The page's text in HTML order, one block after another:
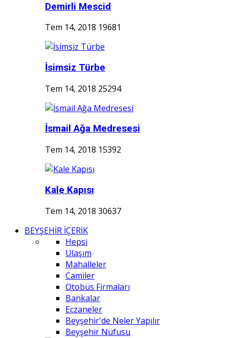
Demirli Mescid
Tem 14, 2018 19681
İsimsiz Türbe
Tem 14, 2018 25294
İsmail Ağa Medresesi
Tem 14, 2018 15392
Kale Kapısı
Tem 14, 2018 30637
BEYŞEHİR İÇERİK
Hepsi
Ulaşım
Mahalleler
Camiler
Otobüs Firmaları
Bankalar
Eczaneler
Beyşehir'de Neler Yapılır
Beyşehir Nüfusu